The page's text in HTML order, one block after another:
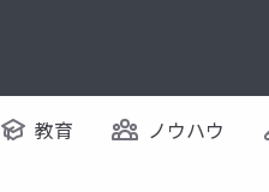
教育 ノウハウ